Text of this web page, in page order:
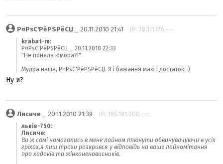
Р¤РѕС'РёРЅРёСЏ _ 20.11.2010 21:41 IP: 78.111.176.---
krabat-m:
Р¤РѕС'РёРЅРёСЏ _ 20.11.2010 22:33
"Не поняла юмора?!"
Мудра наша, Р¤РѕС'РёРЅРёСЏ. Я і бажання маю і достаток:-)
Ну и?
Лисиче _ 20.11.2010 21:39 IP: 195.191.200.---
львів-750:
Лисиче:
Ви ж самі намагались в мене лайном плюнути обвинувачуючи в усіх
гріхах,я лиш трохи розкрився у відповідь на ваше лайномітання
про ходоків та жінконенависників.